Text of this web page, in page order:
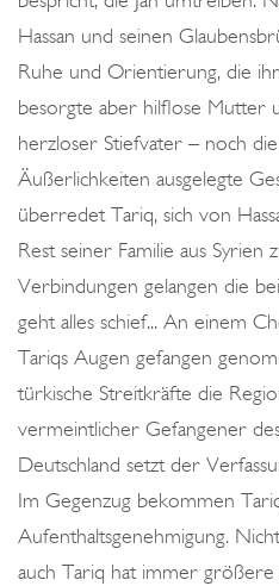
Hassan und seinen
Ruhe und Orientierung, die
besorgte aber hilflose Mutter
herzloser Stiefvater – noch
Äußerlichkeiten ausgelegte
überredet Tariq, sich von
Rest seiner Familie aus Syrien
Verbindungen gelangen die
geht alles schief... An einem
Tariqs Augen gefangen
türkische Streitkräfte die
vermeintlicher Gefangener
Deutschland setzt der
Im Gegenzug bekommen
Aufenthaltsgenehmigung.
auch Tariq hat immer